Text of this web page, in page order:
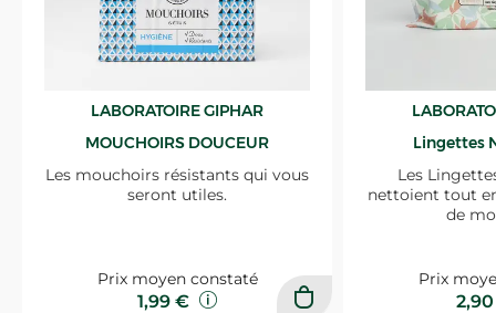
LABORATOIRE GIPHAR
MOUCHOIRS DOUCEUR
Les mouchoirs résistants qui vous
seront utiles.
Prix moyen constaté
1,99 €
Lingettes
Les
nettoient tout
de
Prix